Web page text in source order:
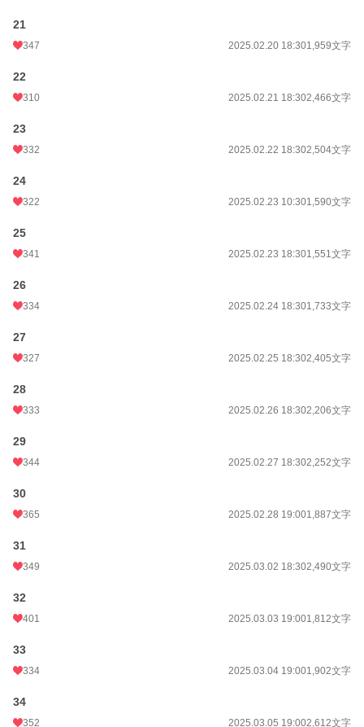
21
347 2025.02.20 18:301,959文字
22
310 2025.02.21 18:302,466文字
23
332 2025.02.22 18:302,504文字
24
322 2025.02.23 10:301,590文字
25
341 2025.02.23 18:301,551文字
26
334 2025.02.24 18:301,733文字
27
327 2025.02.25 18:302,405文字
28
333 2025.02.26 18:302,206文字
29
344 2025.02.27 18:302,252文字
30
365 2025.02.28 19:001,887文字
31
349 2025.03.02 18:302,490文字
32
401 2025.03.03 19:001,812文字
33
334 2025.03.04 19:001,902文字
34
352 2025.03.05 19:002,612文字